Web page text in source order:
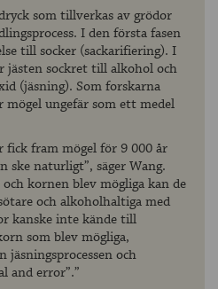
som tillverkas av grödor
I den första fasen
till socker (sackarifiering). I
jästen sockret till alkohol och
(jäsning). Som forskarna
ungefär som ett medel
fram mögel för 9 000 år
ske naturligt”, säger Wang.
kornen blev mögliga kan de
och alkoholhaltiga med
kanske inte kände till
som blev mögliga,
jäsningsprocessen och
and error”.”